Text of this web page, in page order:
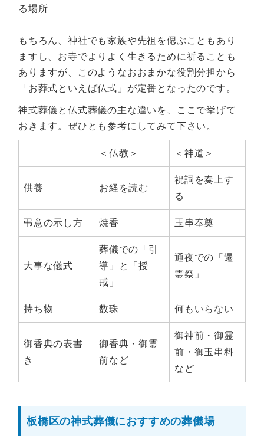
る場所
もちろん、神社でも家族や先祖を偲ぶこともあり
ますし、お寺でよりよく生きるために祈ることも
ありますが、このようなおおまかな役割分担から
「お葬式といえば仏式」が定番となったのです。
神式葬儀と仏式葬儀の主な違いを、ここで挙げて
おきます。ぜひとも参考にしてみて下さい。
＜仏教＞ ＜神道＞
供養 お経を読む
祝詞を奏上す
る
弔意の示し方 焼香 玉串奉奠
大事な儀式
葬儀での「引
導」と「授
戒」
通夜での「遷
霊祭」
持ち物 数珠 何もいらない
御香典の表書
き
御香典・御霊
前など
御神前・御霊
前・御玉串料
など
板橋区の神式葬儀におすすめの葬儀場